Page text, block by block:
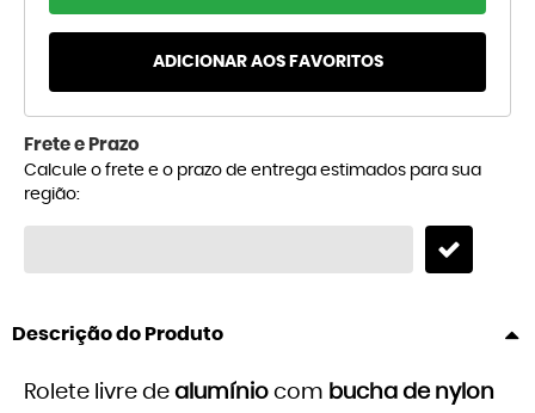
ADICIONAR AOS FAVORITOS
Frete e Prazo
Calcule o frete e o prazo de entrega estimados para sua
região:
Descrição do Produto
Rolete livre de alumínio com bucha de nylon